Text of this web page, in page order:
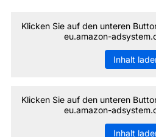
Klicken Sie auf den unteren
eu.amazon-
Inhalt
Klicken Sie auf den unteren
eu.amazon-
Inhalt